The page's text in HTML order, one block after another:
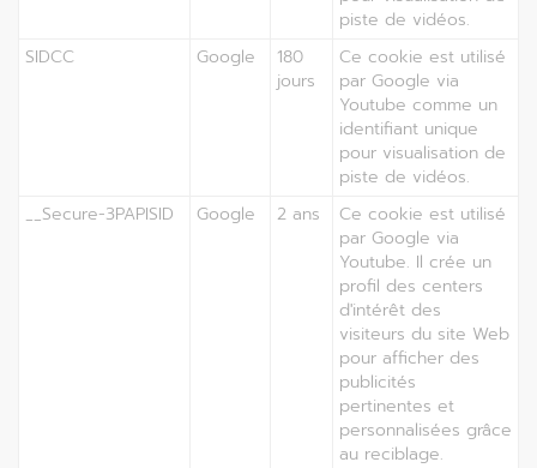
piste de vidéos.
SIDCC
Google
180
jours
Ce cookie est utilisé
par Google via
Youtube comme un
identifiant unique
pour visualisation de
piste de vidéos.
__Secure-3PAPISID
Google 2 ans
Ce cookie est utilisé
par Google via
Youtube. Il crée un
profil des centers
d'intérêt des
visiteurs du site Web
pour afficher des
publicités
pertinentes et
personnalisées grâce
au reciblage.